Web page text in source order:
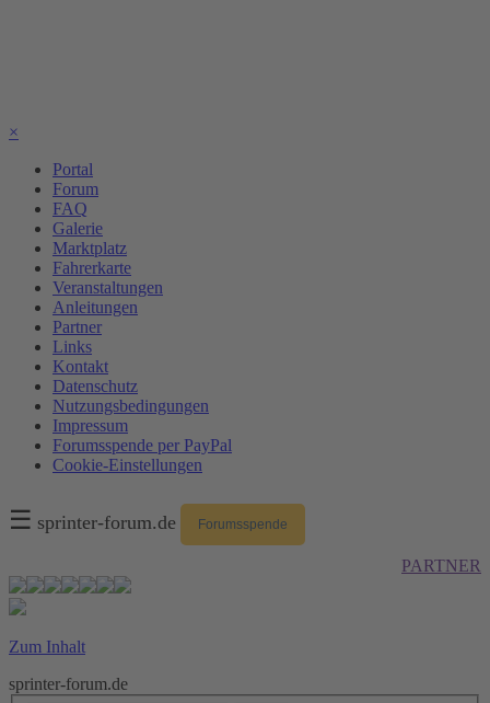
×
Portal
Forum
FAQ
Galerie
Marktplatz
Fahrerkarte
Veranstaltungen
Anleitungen
Partner
Links
Kontakt
Datenschutz
Nutzungsbedingungen
Impressum
Forumsspende per PayPal
Cookie-Einstellungen
☰ sprinter-forum.de Forumsspende
PARTNER
Zum Inhalt
sprinter-forum.de